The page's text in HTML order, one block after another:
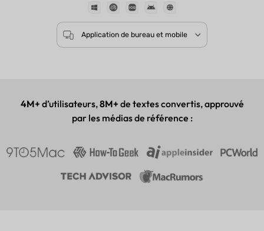
Plus de 5000 avis
4.8
UPDF AI disponible sur
4M+ d’utilisateurs,8M+ de textes convertis, approuvé
par les médias de référence :